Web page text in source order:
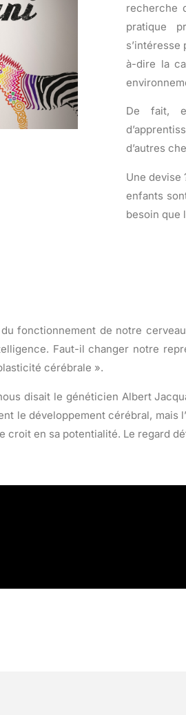
recherche
pratique
à-dire la
De fait,
d’autres
Une devise
enfants
besoin que
fonctionnement de notre
Faut-il changer notre
cérébrale ».
disait le généticien Albert
le développement cérébral, mais
croit en sa potentialité. Le regard